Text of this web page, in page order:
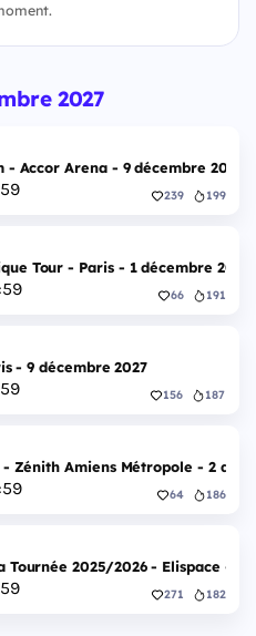
2027
Accor Arena - 9 décembre 2027
58 239 199
Tour - Paris - 1 décembre 2027
:58 66 191
- 9 décembre 2027
58 156 187
- Zénith Amiens Métropole - 2
:58 64 186
Tournée 2025/2026 - Elispace -
58 271 182